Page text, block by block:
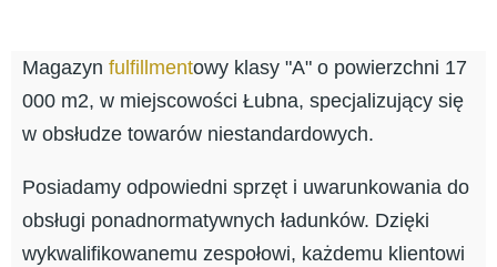
Magazyn fulfillmentowy klasy "A" o powierzchni 17
000 m2, w miejscowości Łubna, specjalizujący się
w obsłudze towarów niestandardowych.
Posiadamy odpowiedni sprzęt i uwarunkowania do
obsługi ponadnormatywnych ładunków. Dzięki
wykwalifikowanemu zespołowi, każdemu klientowi